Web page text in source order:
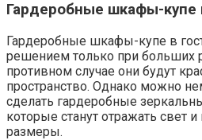
Гардеробные шкафы-купе
Гардеробные шкафы-купе в
решением только при больших
противном случае они будут
пространство. Однако можно
сделать гардеробные
которые станут отражать свет и
размеры.